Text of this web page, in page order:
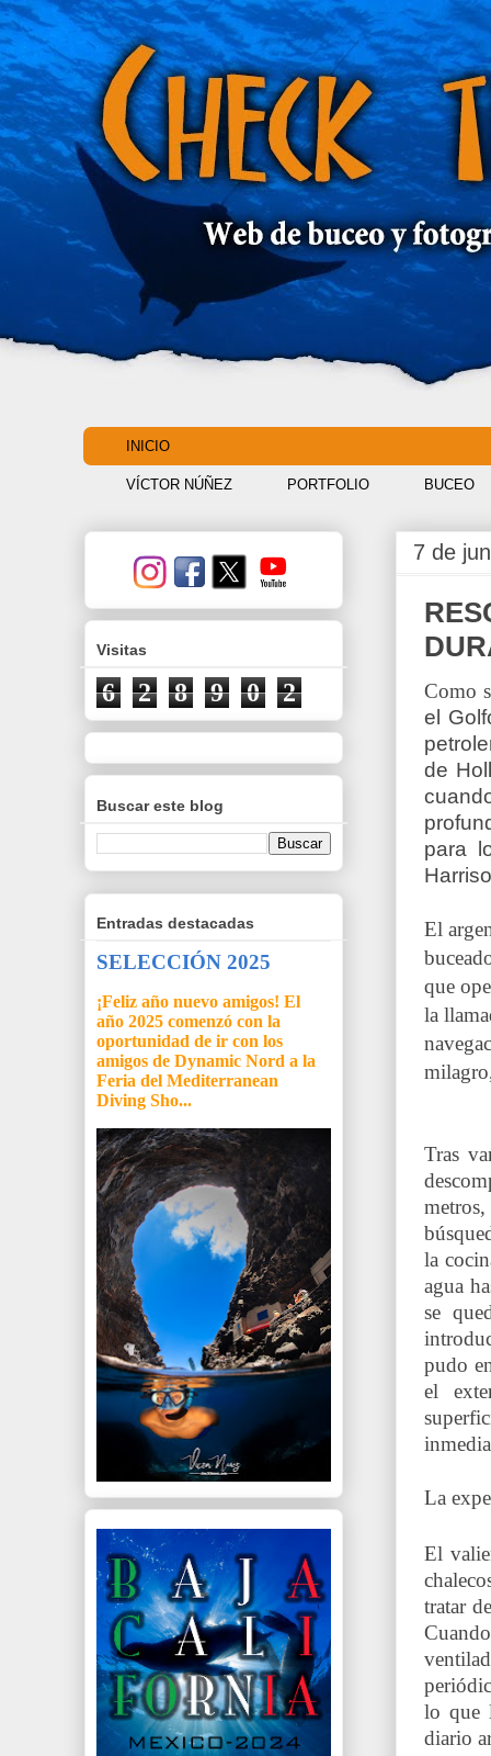
INICIO
VÍCTOR NÚÑEZ PORTFOLIO BUCEO
7 de
Como
el
de
para
El
que
la
Tras
la
agua
se
pudo
el
La
El
tratar
lo que
diario
Visitas
6 2 8 9 0 2
Buscar este blog
Entradas destacadas
SELECCIÓN 2025
¡Feliz año nuevo amigos! El
año 2025 comenzó con la
oportunidad de ir con los
amigos de Dynamic Nord a la
Feria del Mediterranean
Diving Sho...